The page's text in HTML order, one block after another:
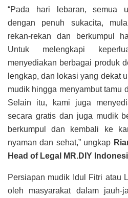
“Pada hari lebaran, semua
dengan penuh sukacita,
rekan-rekan dan berkumpul
Untuk melengkapi
menyediakan berbagai produk
lengkap, dan lokasi yang dekat
mudik hingga menyambut tamu
Selain itu, kami juga
secara gratis dan juga mudik
berkumpul dan kembali ke
nyaman dan sehat,” ungkap
Head of Legal MR.DIY
Persiapan mudik Idul Fitri atau
oleh masyarakat dalam jauh-